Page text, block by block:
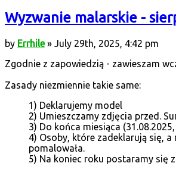
Wyzwanie malarskie -
by Errhile» July 29th, 2025, 4:42 pm
Zgodnie z zapowiedzią - zawieszam
Zasady niezmiennie takie same:
1) Deklarujemy model
2) Umieszczamy zdjęcia przed.
3) Do końca miesiąca
4) Osoby, które zadeklarują się,
pomalowała.
5) Na koniec roku postaramy się